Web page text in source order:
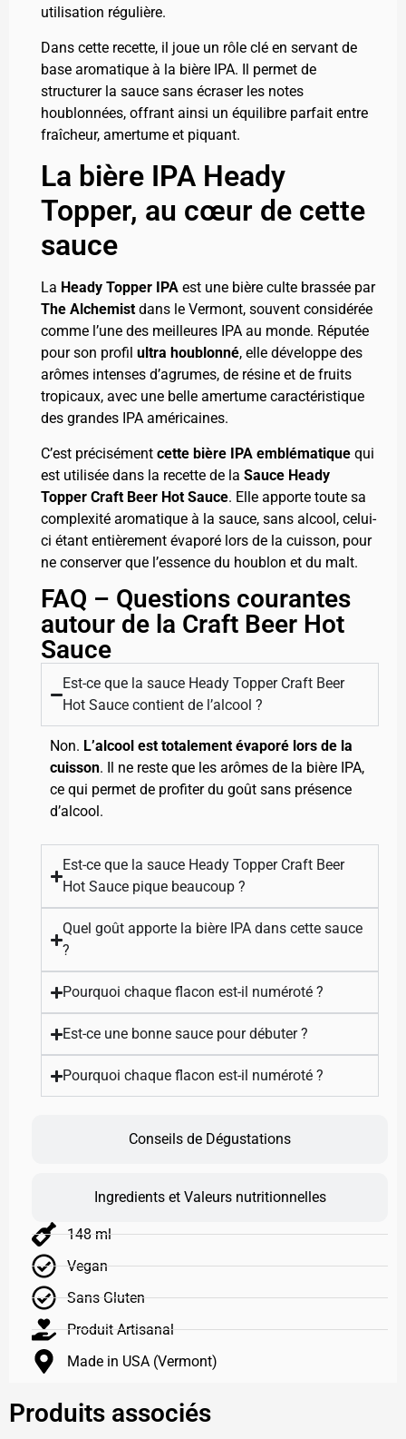
Conseils de Dégustations
Ingredients et Valeurs nutritionnelles
utilisation régulière.
Dans cette recette, il joue un rôle clé en servant de
base aromatique à la bière IPA. Il permet de
structurer la sauce sans écraser les notes
houblonnées, offrant ainsi un équilibre parfait entre
fraîcheur, amertume et piquant.
La bière IPA Heady
Topper, au cœur de cette
sauce
La Heady Topper IPA est une bière culte brassée par
The Alchemist dans le Vermont, souvent considérée
comme l’une des meilleures IPA au monde. Réputée
pour son profil ultra houblonné, elle développe des
arômes intenses d’agrumes, de résine et de fruits
tropicaux, avec une belle amertume caractéristique
des grandes IPA américaines.
C’est précisément cette bière IPA emblématique qui
est utilisée dans la recette de la Sauce Heady
Topper Craft Beer Hot Sauce. Elle apporte toute sa
complexité aromatique à la sauce, sans alcool, celui-
ci étant entièrement évaporé lors de la cuisson, pour
ne conserver que l’essence du houblon et du malt.
FAQ – Questions courantes
autour de la Craft Beer Hot
Sauce
Est-ce que la sauce Heady Topper Craft Beer
Hot Sauce contient de l’alcool ?
Non. L’alcool est totalement évaporé lors de la
cuisson. Il ne reste que les arômes de la bière IPA,
ce qui permet de profiter du goût sans présence
d’alcool.
Est-ce que la sauce Heady Topper Craft Beer
Hot Sauce pique beaucoup ?
Quel goût apporte la bière IPA dans cette sauce
?
Pourquoi chaque flacon est-il numéroté ?
Est-ce une bonne sauce pour débuter ?
Pourquoi chaque flacon est-il numéroté ?
148 ml
Vegan
Sans Gluten
Produit Artisanal
Made in USA (Vermont)
Produits associés